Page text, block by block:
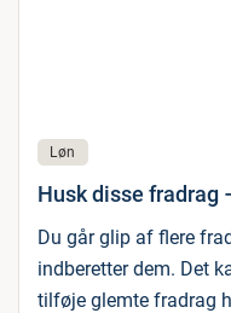
Løn
Husk disse fradrag
Du går glip af flere
indberetter dem. Det
tilføje glemte fradrag